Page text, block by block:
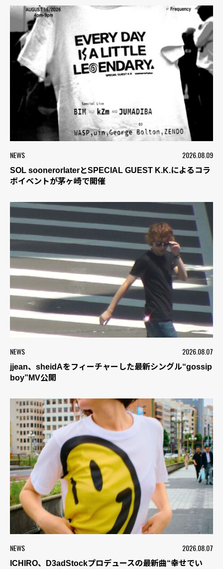
NEWS 2026.08.09
SOL soonerorlaterとSPECIAL GUEST K.K.によるコラ
ボイベントが茅ヶ崎で開催
NEWS 2026.08.07
jjean、sheidAをフィーチャーした最新シングル“gossip
boy”MV公開
NEWS 2026.08.07
ICHIRO、D3adStockプロデュースの最新曲“幸せでい